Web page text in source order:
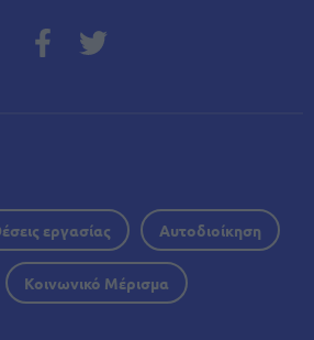
εργασίας Αυτοδιοίκηση
Κοινωνικό Μέρισμα